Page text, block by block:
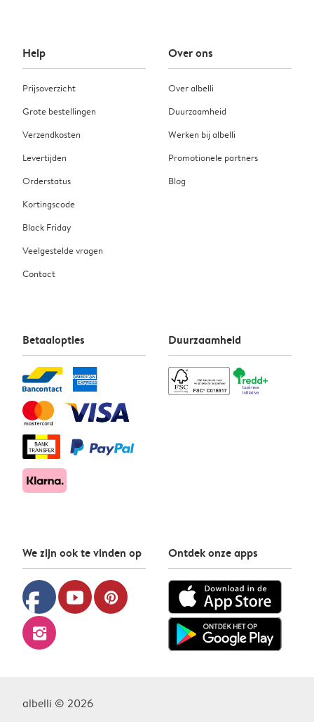
Help
Prijsoverzicht
Grote bestellingen
Verzendkosten
Levertijden
Orderstatus
Kortingscode
Black Friday
Veelgestelde vragen
Contact
Over ons
Over albelli
Duurzaamheid
Werken bij albelli
Promotionele partners
Blog
Betaalopties Duurzaamheid
We zijn ook te vinden op
facebook youtube pinterest
instagram
Ontdek onze apps
albelli © 2026